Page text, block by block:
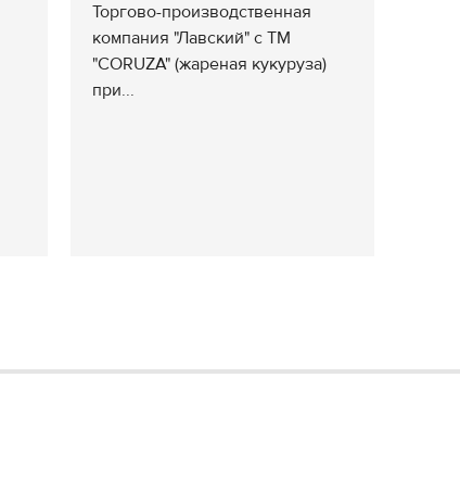
Торгово-производственная
компания "Лавский" с ТМ
"CORUZA" (жареная кукуруза)
при...